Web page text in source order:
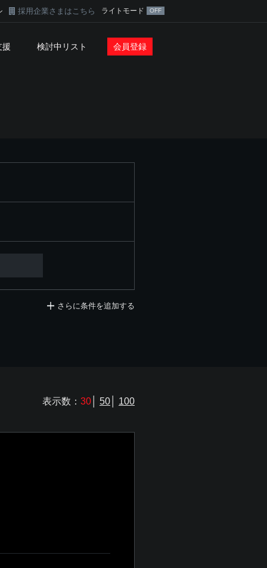
採用企業さまはこちら ライトモード
援 検討中リスト 会員登録
さらに条件を追加する
表示数： 30 50 100